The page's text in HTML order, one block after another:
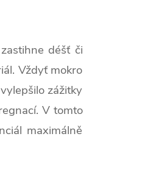
déšť či
Vždyť mokro
zážitky
V tomto
maximálně